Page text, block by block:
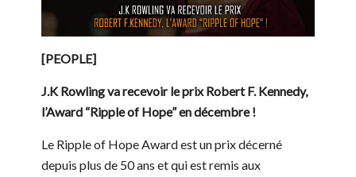
[PEOPLE]
J.K Rowling va recevoir le prix Robert F. Kennedy,
l’Award “Ripple of Hope” en décembre !
Le Ripple of Hope Award est un prix décerné
depuis plus de 50 ans et qui est remis aux